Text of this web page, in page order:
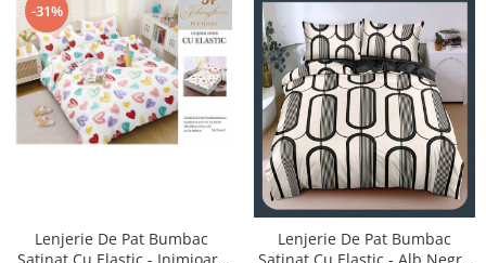
-31%
Lenjerie De Pat Bumbac
Satinat Cu Elastic - Inimioare
Lenjerie De Pat Bumbac
Satinat Cu Elastic - Alb Negru